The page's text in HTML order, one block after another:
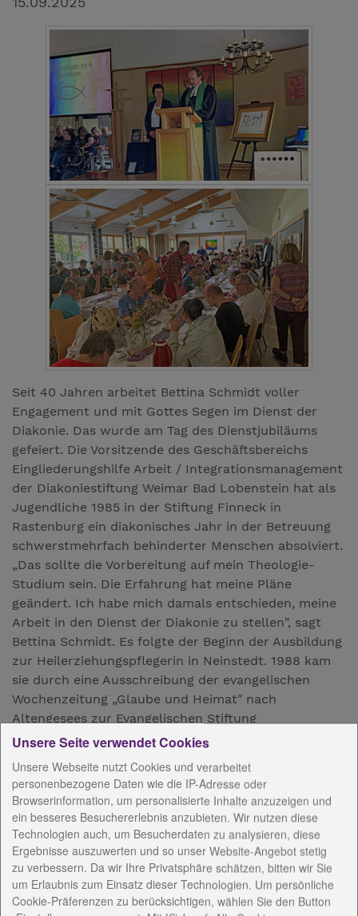
Seit 40 Jahren arbeitet Bettina Schmidt voller
Engagement und mit Gottes Segen im Dienst der
Diakonie. Das wurde am Tag des Dienstjubiläums
gefeiert. Die Vorsitzende des Geschäftsbereichs
Eingliederungshilfe Arbeit / Integrationsmanagement
der Diakoniestiftung Weimar Bad Lobenstein hat als
Jugendliche 1985 in der Stiftung Finneck in
Rastenburg ein diakonisches Jahr in der Betreuung
schwerstmehrfach behinderter Menschen absolviert.
„Das sollte die Vorbereitung auf mein Theologie-
Studium sein. Die Erfahrung hat meine Pläne
geändert. Ich habe mich damals entschieden, meine
Arbeit in den Dienst der Diakonie zu stellen", sagt
Bettina Schmidt. Es folgte der Beginn der Ausbildung
zur Heilerziehungspflegerin in Neinstedt. 1988 kam
sie durch eine Ausschreibung der evangelischen
Wochenzeitung „Glaube und Heimat" nach
Altengesees zur Evangelischen Stiftung
Christopherushof.
Dort lebt und wirkt sie seitdem. Eben dort, im
Speisesaal der Werkstätten Christopherushof, wurde
das 40. Dienstjahr mit einer sehr persönlichen,
wertschätzenden Andacht gefeiert und Bettina
Schmidt gedankt. Zwei Geschäftsführer der
Diakoniestiftung, Dr. Klaus Scholtissek und Ramón
Seliger, Wegbegleiter und viele Beschäftigte waren
dabei. Es wurden Geschichten erzählt, die den Weg
Unsere Seite verwendet Cookies
Unsere Webseite nutzt Cookies und verarbeitet
personenbezogene Daten wie die IP-Adresse oder
Browserinformation, um personalisierte Inhalte anzuzeigen und
ein besseres Besuchererlebnis anzubieten. Wir nutzen diese
Technologien auch, um Besucherdaten zu analysieren, diese
Ergebnisse auszuwerten und so unser Website-Angebot stetig
zu verbessern. Da wir Ihre Privatsphäre schätzen, bitten wir Sie
um Erlaubnis zum Einsatz dieser Technologien. Um persönliche
Cookie-Präferenzen zu berücksichtigen, wählen Sie den Button